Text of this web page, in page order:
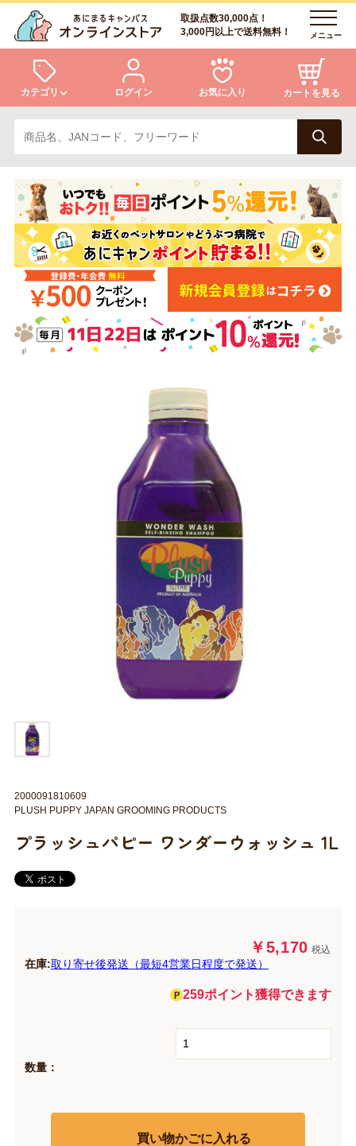
取扱点数30,000点！
3,000円以上で送料無料！
メニュー
カテゴリ
犬 猫
小動物・鳥 アクア・爬虫類・昆虫
ドッグフード キャットフード
美容・ケア用品 服・おさんぽ用品
シニアサポート
ログイン お気に入り カートを見る
ログイン
会員登録
あにまるキャンパスについて
アフターサービス
商品リクエスト
プラッシュパピー ワンダーウォッシュ 1L
￥5,170 税込
在庫:取り寄せ後発送（最短4営業日程度で発送）
259ポイント獲得できます
数量：
買い物かごに入れる
2000091810609
PLUSH PUPPY JAPAN GROOMING PRODUCTS